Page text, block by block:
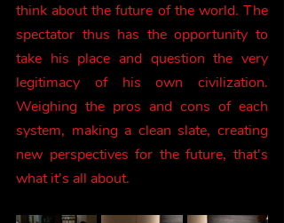
think about the future of the world. The
spectator thus has the opportunity to
take his place and question the very
legitimacy of his own civilization.
Weighing the pros and cons of each
system, making a clean slate, creating
new perspectives for the future, that's
what it's all about.